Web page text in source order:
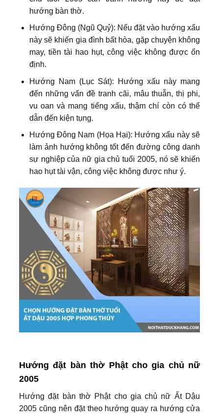
hướng bàn thờ.
Hướng Đông (Ngũ Quỷ): Nếu đặt vào hướng xấu
này sẽ khiến gia đình bất hòa, gặp chuyện không
may, tiền tài hao hụt, công việc không được ổn
định.
Hướng Nam (Lục Sát): Hướng xấu này mang
đến những vấn đề tranh cãi, mâu thuẫn, thị phi,
vu oan và mang tiếng xấu, thậm chí còn có thể
dẫn đến kiện tụng.
Hướng Đông Nam (Họa Hại): Hướng xấu này sẽ
làm ảnh hướng không tốt đến đường công danh
sự nghiệp của nữ gia chủ tuổi 2005, nó sẽ khiến
hao hụt tài vận, công việc không được như ý.
Hướng đặt bàn thờ Phật cho gia chủ nữ
2005
Hướng đặt bàn thờ Phật cho gia chủ nữ Ất Dậu
2005 cũng nên đặt theo hướng quay ra hướng cửa